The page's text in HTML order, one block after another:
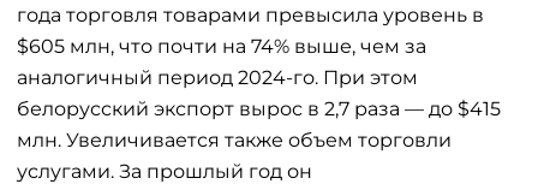
года торговля товарами превысила уровень в
$605 млн, что почти на 74% выше, чем за
аналогичный период 2024-го. При этом
белорусский экспорт вырос в 2,7 раза — до $415
млн. Увеличивается также объем торговли
услугами. За прошлый год он